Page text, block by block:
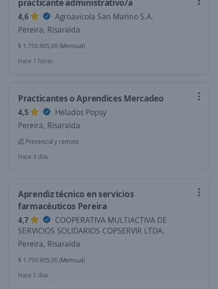
practicante administrativo/a
4,6
Agroavicola San Marino S.A.
Pereira, Risaralda
$ 1.750.905,00 (Mensual)
Hace 7 horas
Practicantes o Aprendices Mercadeo
4,5
Helados Popsy
Pereira, Risaralda
Presencial y remoto
Hace 3 días
Aprendiz técnico en servicios
farmacéuticos Pereira
4,7
COOPERATIVA MULTIACTIVA DE
SERVICIOS SOLIDARIOS COPSERVIR LTDA.
Pereira, Risaralda
$ 1.750.905,00 (Mensual)
Hace 5 días